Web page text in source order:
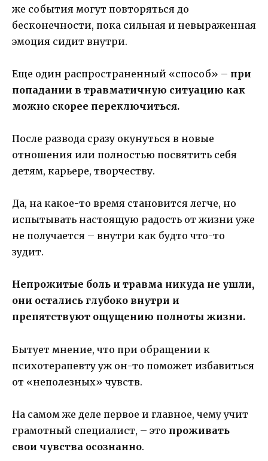
же события могут повторяться до
бесконечности, пока сильная и невыраженная
эмоция сидит внутри.
Еще один распространенный «способ» – при
попадании в травматичную ситуацию как
можно скорее переключиться.
После развода сразу окунуться в новые
отношения или полностью посвятить себя
детям, карьере, творчеству.
Да, на какое-то время становится легче, но
испытывать настоящую радость от жизни уже
не получается – внутри как будто что-то
зудит.
Непрожитые боль и травма никуда не ушли,
они остались глубоко внутри и
препятствуют ощущению полноты жизни.
Бытует мнение, что при обращении к
психотерапевту уж он-то поможет избавиться
от «неполезных» чувств.
На самом же деле первое и главное, чему учит
грамотный специалист, – это проживать
свои чувства осознанно.